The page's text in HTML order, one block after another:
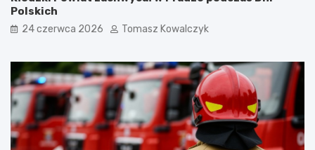
Polskich
24 czerwca 2026 Tomasz Kowalczyk